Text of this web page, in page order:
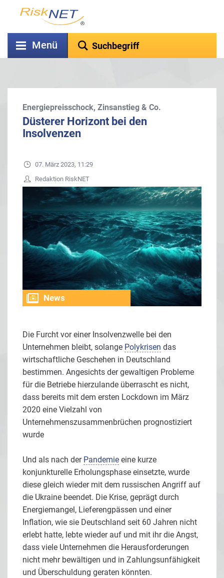
Menü
Energiepreisschock, Zinsanstieg & Co.
Düsterer Horizont bei den
Insolvenzen
07. März 2023, 11:29
Redaktion RiskNET
News
Die Furcht vor einer Insolvenzwelle bei den
Unternehmen bleibt, solange Polykrisen das
wirtschaftliche Geschehen in Deutschland
bestimmen. Angesichts der gewaltigen Probleme
für die Betriebe hierzulande überrascht es nicht,
dass bereits mit dem ersten Lockdown im März
2020 eine Vielzahl von
Unternehmenszusammenbrüchen prognostiziert
wurde
Und als nach der Pandemie eine kurze
konjunkturelle Erholungsphase einsetzte, wurde
diese gleich wieder mit dem russischen Angriff auf
die Ukraine beendet. Die Krise, geprägt durch
Energiemangel, Lieferengpässen und einer
Inflation, wie sie Deutschland seit 60 Jahren nicht
erlebt hatte, lebte wieder auf und mit ihr die Angst,
dass viele Unternehmen die Herausforderungen
nicht mehr bewältigen und in Zahlungsunfähigkeit
und Überschuldung geraten könnten.